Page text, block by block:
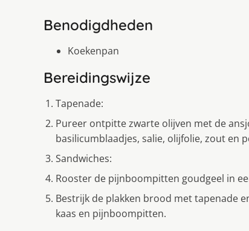
Benodigdheden
Koekenpan
Bereidingswijze
Tapenade:
Pureer ontpitte zwarte olijven met de
basilicumblaadjes, salie, olijfolie, zout en
Sandwiches:
Rooster de pijnboompitten goudgeel in
Bestrijk de plakken brood met tapenade
kaas en pijnboompitten.